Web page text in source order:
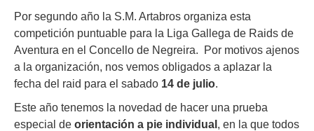
Por segundo año la S.M. Artabros organiza esta
competición puntuable para la Liga Gallega de Raids de
Aventura en el Concello de Negreira. Por motivos ajenos
a la organización, nos vemos obligados a aplazar la
fecha del raid para el sabado 14 de julio.
Este año tenemos la novedad de hacer una prueba
especial de orientación a pie individual , en la que todos